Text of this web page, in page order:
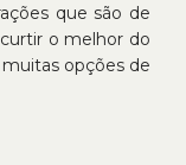
que são de
o melhor do
opções de